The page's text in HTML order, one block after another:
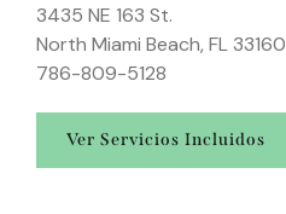
3435 NE 163 St.
North Miami Beach, FL 33160
786-809-5128
Ver Servicios Incluidos